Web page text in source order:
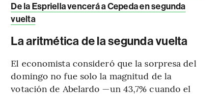
De la Espriella vencerá a Cepeda en segunda
vuelta
La aritmética de la segunda vuelta
El economista consideró que la sorpresa del
domingo no fue solo la magnitud de la
votación de Abelardo —un 43,7% cuando el